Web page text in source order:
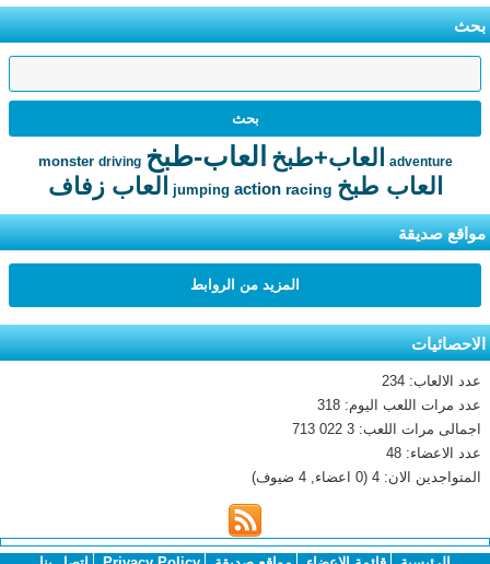
بحث
adventure العاب+طبخ العاب-طبخ monster driving
العاب طبخ jumping action racing العاب زفاف
مواقع صديقة
المزيد من الروابط
الاحصائيات
عدد الالعاب: 234
عدد مرات اللعب اليوم: 318
اجمالى مرات اللعب: 3 022 713
عدد الاعضاء: 48
المتواجدين الان: 4 (0 اعضاء, 4 ضيوف)